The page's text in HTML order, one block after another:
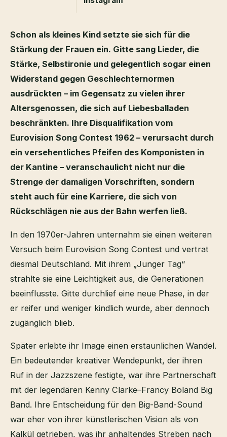
Schon als kleines Kind setzte sie sich für die
Stärkung der Frauen ein. Gitte sang Lieder, die
Stärke, Selbstironie und gelegentlich sogar einen
Widerstand gegen Geschlechternormen
ausdrückten – im Gegensatz zu vielen ihrer
Altersgenossen, die sich auf Liebesballaden
beschränkten. Ihre Disqualifikation vom
Eurovision Song Contest 1962 – verursacht durch
ein versehentliches Pfeifen des Komponisten in
der Kantine – veranschaulicht nicht nur die
Strenge der damaligen Vorschriften, sondern
steht auch für eine Karriere, die sich von
Rückschlägen nie aus der Bahn werfen ließ.
In den 1970er-Jahren unternahm sie einen weiteren
Versuch beim Eurovision Song Contest und vertrat
diesmal Deutschland. Mit ihrem „Junger Tag“
strahlte sie eine Leichtigkeit aus, die Generationen
beeinflusste. Gitte durchlief eine neue Phase, in der
er reifer und weniger kindlich wurde, aber dennoch
zugänglich blieb.
Später erlebte ihr Image einen erstaunlichen Wandel.
Ein bedeutender kreativer Wendepunkt, der ihren
Ruf in der Jazzszene festigte, war ihre Partnerschaft
mit der legendären Kenny Clarke–Francy Boland Big
Band. Ihre Entscheidung für den Big-Band-Sound
war eher von ihrer künstlerischen Vision als von
Kalkül getrieben, was ihr anhaltendes Streben nach